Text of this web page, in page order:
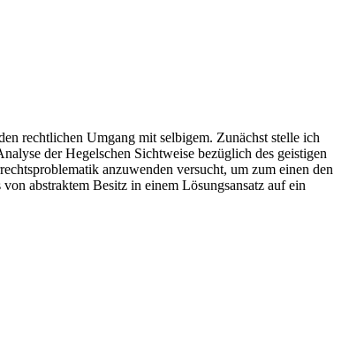
rechtlichen Umgang mit selbigem. Zunächst stelle ich
der Hegelschen Sichtweise bezüglich des geistigen
anzuwenden versucht, um zum einen den
abstraktem Besitz in einem Lösungsansatz auf ein